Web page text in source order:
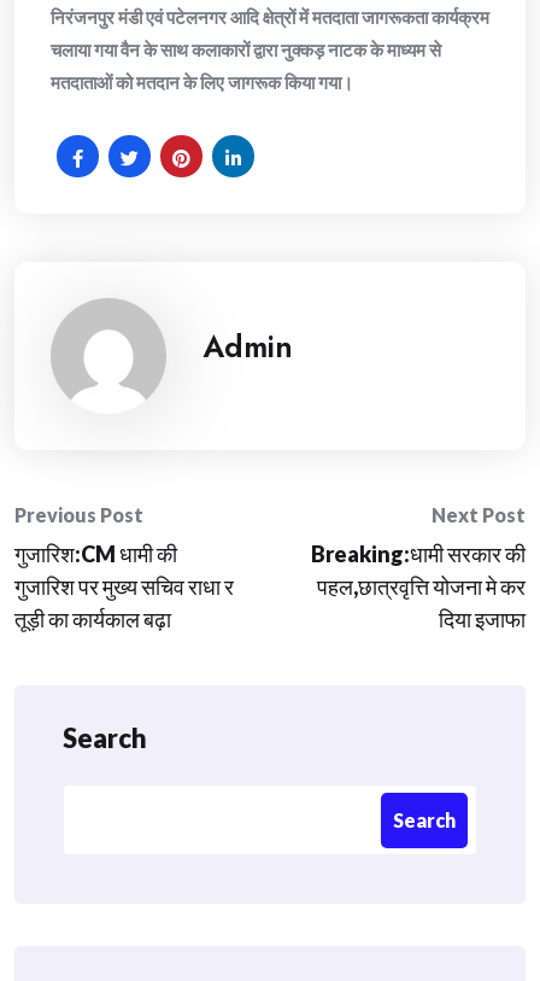
निरंजनपुर मंडी एवं पटेलनगर आदि क्षेत्रों में मतदाता जागरूकता कार्यक्रम
चलाया गया वैन के साथ कलाकारों द्वारा नुक्कड़ नाटक के माध्यम से
मतदाताओं को मतदान के लिए जागरूक किया गया।
Admin
Post
navigation
Previous Post
गुजारिश:CM धामी की
गुजारिश पर मुख्य सचिव राधा र
तूड़ी का कार्यकाल बढ़ा
Next Post
Breaking:धामी सरकार की
पहल,छात्रवृत्ति योजना मे कर
दिया इजाफा
Search
Search